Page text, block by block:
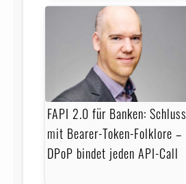
FAPI 2.0 für Banken: Schluss
mit Bearer-Token-Folklore –
DPoP bindet jeden API-Call